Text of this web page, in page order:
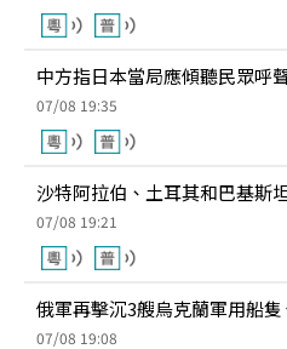
中方指日本當局應傾聽民眾呼
07/08 19:35
沙特阿拉伯、土耳其和巴基斯
07/08 19:21
俄軍再擊沉3艘烏克蘭軍用船
07/08 19:08